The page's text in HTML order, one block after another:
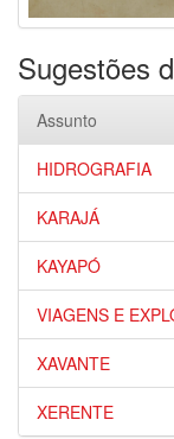
Sugestões
Assunto
HIDROGRAFIA
KARAJÁ
KAYAPÓ
VIAGENS E
XAVANTE
XERENTE